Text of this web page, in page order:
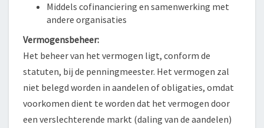
Middels cofinanciering en samenwerking met
andere organisaties
Vermogensbeheer:
Het beheer van het vermogen ligt, conform de
statuten, bij de penningmeester. Het vermogen zal
niet belegd worden in aandelen of obligaties, omdat
voorkomen dient te worden dat het vermogen door
een verslechterende markt (daling van de aandelen)